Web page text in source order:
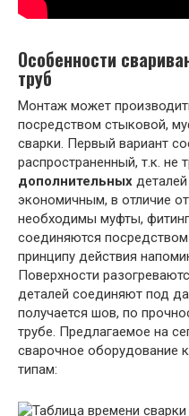
Особенности
труб
Монтаж может
посредством стыковой,
сварки. Первый вариант
распространенный, т.к. не
дополнительных
экономичным, в отличие
необходимы муфты,
соединяются
принципу действия
Поверхности
деталей соединяют под
получается шов, по
трубе. Предлагаемое на
сварочное оборудование
типам: